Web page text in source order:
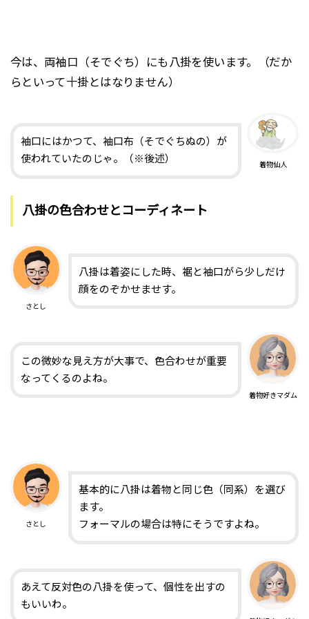
今は、両袖口（そでぐち）にも八掛を使います。（だか
らといって十掛とはなりません）
着物仙人
袖口にはかつて、袖口布（そでぐちぬの）が
使われていたのじゃ。（※後述）
八掛の色合わせとコーディネート
さとし
八掛は着姿にした時、裾と袖口がら少しだけ
顔をのぞかせませす。
着物好きマダム
この微妙な見え方が大事で、色合わせが重要
なってくるのよね。
さとし
基本的に八掛は着物と同じ色（同系）を選び
ます。
フォーマルの場合は特にそうですよね。
あえて反対色の八掛を使って、個性を出すの
もいいわ。